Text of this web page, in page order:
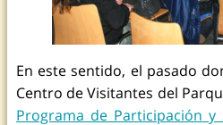
En este sentido, el pasado
Centro de Visitantes del
Programa de Participación y